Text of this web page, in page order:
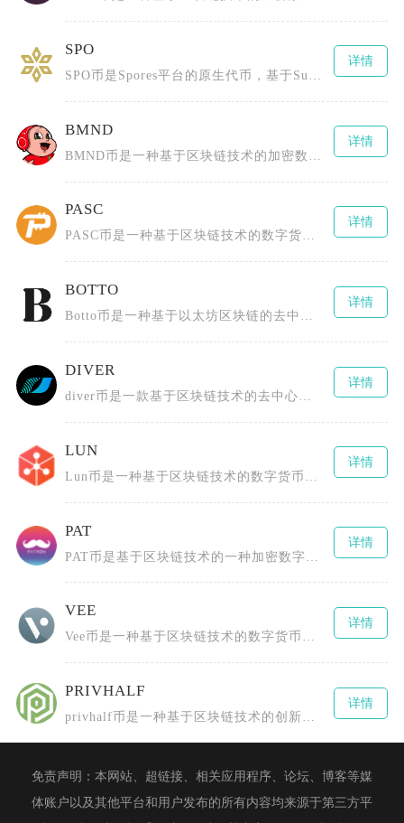
SPO
详情
BMND
详情
PASC
PASC币是一种基于区块链技术的数字货币，全称为PascalCoin，由Albert Mo
详情
BOTTO
Botto币是一种基于以太坊区块链的去中心化数字货币，由一群区块链技术爱好者、艺术创作者以
详情
DIVER
详情
LUN
详情
PAT
详情
VEE
Vee币是一种基于区块链技术的数字货币，全称为TheBLOCKvToken，由BLOCKv
详情
PRIVHALF
详情
免责声明：本网站、超链接、相关应用程序、论坛、博客等媒
体账户以及其他平台和用户发布的所有内容均来源于第三方平